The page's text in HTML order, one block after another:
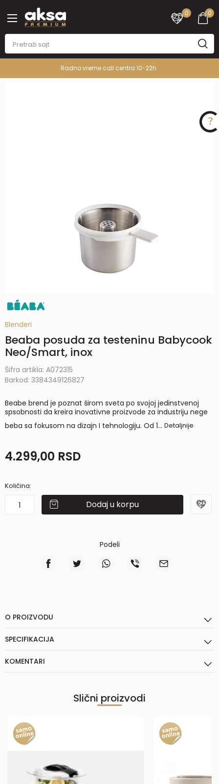
0
0
Radno vreme call centra 10-22h
Blenderi
Beaba posuda za testeninu Babycook
Neo/Smart, inox
Šifra artikla: A072315
Barkod: 3384349126827
Beabe brend je poznat širom sveta po svojoj jedinstvenoj
spsobnosti da kreira inovativne proizvode za industriju nege
beba sa fokusom na dizajn I tehnologiju. Od 1... Detaljnije
4.299,00 RSD
Količina:
Dodaj u korpu
Podeli
O PROIZVODU
SPECIFIKACIJA
KOMENTARI
Slični proizvodi